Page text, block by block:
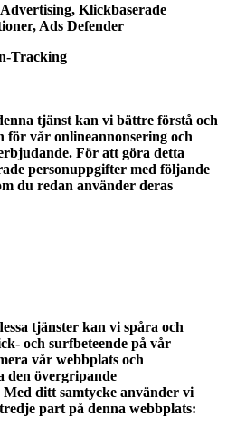
Klickbaserade
Ads Defender
Tracking
tjänst kan vi bättre förstå och
för vår onlineannonsering och
För att göra detta
personuppgifter med följande
du redan använder deras
tjänster kan vi spåra och
och surfbeteende på vår
vår webbplats och
övergripande
ditt samtycke använder vi
part på denna webbplats: